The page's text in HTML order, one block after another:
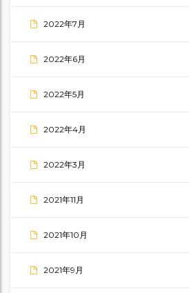
2022年7月
2022年6月
2022年5月
2022年4月
2022年3月
2021年11月
2021年10月
2021年9月